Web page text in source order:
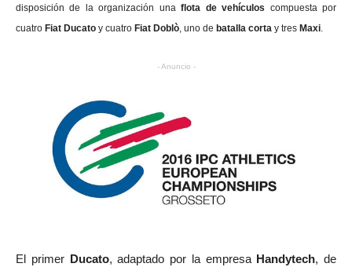
disposición de la organización unaflota de vehículos compuesta por
cuatro Fiat Ducato y cuatro Fiat Doblò, uno de batalla corta y tres Maxi.
- Anuncio -
El primer Ducato, adaptado por la empresa Handytech, de